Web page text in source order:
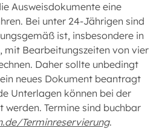
Ausweisdokumente eine
Bei unter 24-Jährigen sind
ist, insbesondere in
mit Bearbeitungszeiten von vier
Daher sollte unbedingt
neues Dokument beantragt
Unterlagen können bei der
werden. Termine sind buchbar
Terminreservierung.